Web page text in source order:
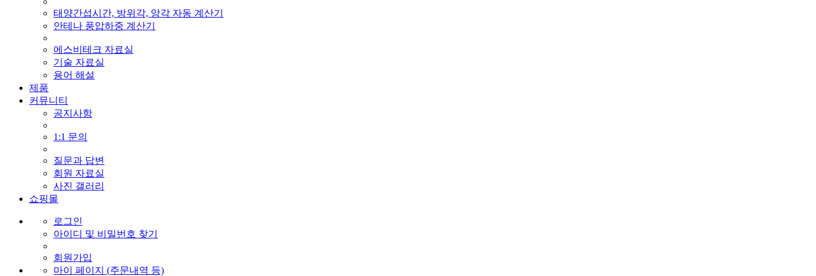
태양간섭시간, 방위각, 앙각 자동 계산기
안테나 풍압하중 계산기
에스비테크 자료실
기술 자료실
용어 해설
제품
커뮤니티
공지사항
1:1 문의
질문과 답변
회원 자료실
사진 갤러리
쇼핑몰
로그인
아이디 및 비밀번호 찾기
회원가입
마이 페이지 (주문내역 등)